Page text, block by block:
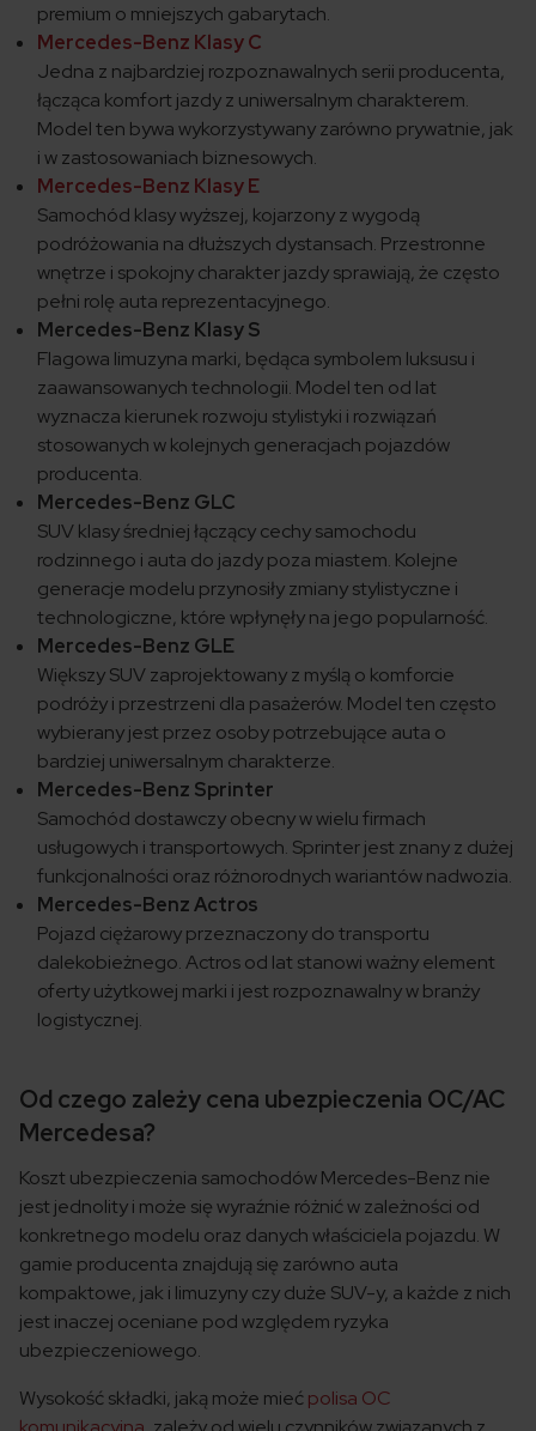
premium o mniejszych gabarytach.
Mercedes-Benz Klasy C
Jedna z najbardziej rozpoznawalnych serii producenta,
łącząca komfort jazdy z uniwersalnym charakterem.
Model ten bywa wykorzystywany zarówno prywatnie, jak
i w zastosowaniach biznesowych.
Mercedes-Benz Klasy E
Samochód klasy wyższej, kojarzony z wygodą
podróżowania na dłuższych dystansach. Przestronne
wnętrze i spokojny charakter jazdy sprawiają, że często
pełni rolę auta reprezentacyjnego.
Mercedes-Benz Klasy S
Flagowa limuzyna marki, będąca symbolem luksusu i
zaawansowanych technologii. Model ten od lat
wyznacza kierunek rozwoju stylistyki i rozwiązań
stosowanych w kolejnych generacjach pojazdów
producenta.
Mercedes-Benz GLC
SUV klasy średniej łączący cechy samochodu
rodzinnego i auta do jazdy poza miastem. Kolejne
generacje modelu przynosiły zmiany stylistyczne i
technologiczne, które wpłynęły na jego popularność.
Mercedes-Benz GLE
Większy SUV zaprojektowany z myślą o komforcie
podróży i przestrzeni dla pasażerów. Model ten często
wybierany jest przez osoby potrzebujące auta o
bardziej uniwersalnym charakterze.
Mercedes-Benz Sprinter
Samochód dostawczy obecny w wielu firmach
usługowych i transportowych. Sprinter jest znany z dużej
funkcjonalności oraz różnorodnych wariantów nadwozia.
Mercedes-Benz Actros
Pojazd ciężarowy przeznaczony do transportu
dalekobieżnego. Actros od lat stanowi ważny element
oferty użytkowej marki i jest rozpoznawalny w branży
logistycznej.
Od czego zależy cena ubezpieczenia OC/AC
Mercedesa?
Koszt ubezpieczenia samochodów Mercedes-Benz nie
jest jednolity i może się wyraźnie różnić w zależności od
konkretnego modelu oraz danych właściciela pojazdu. W
gamie producenta znajdują się zarówno auta
kompaktowe, jak i limuzyny czy duże SUV-y, a każde z nich
jest inaczej oceniane pod względem ryzyka
ubezpieczeniowego.
Wysokość składki, jaką może miećpolisa OC